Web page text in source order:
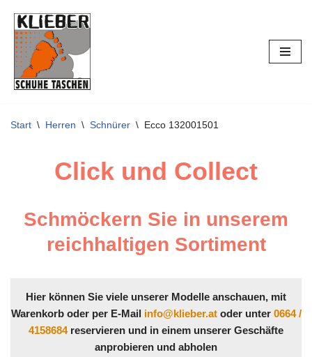
Zum
Inhalt
springen
Start \ Herren \ Schnürer \ Ecco 132001501
Click und Collect
Schmöckern Sie in unserem
reichhaltigen Sortiment
Hier können Sie viele unserer Modelle anschauen, mit
Warenkorb oder per E-Mail info@klieber.atoder unter 0664 /
4158684reservieren und in einem unserer Geschäfte
anprobieren und abholen